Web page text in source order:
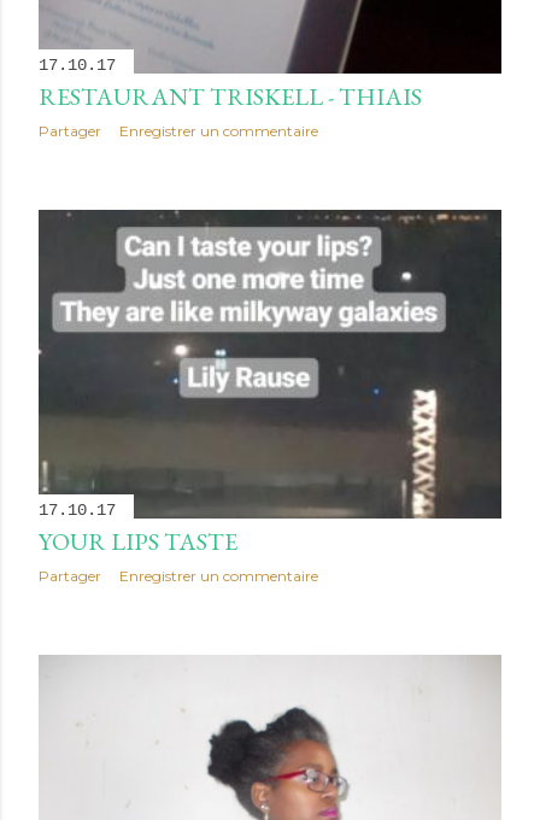
17.10.17
RESTAURANT TRISKELL - THIAIS
Partager Enregistrer un commentaire
17.10.17
YOUR LIPS TASTE
Partager Enregistrer un commentaire